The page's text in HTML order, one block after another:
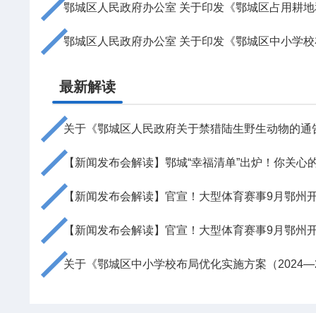
鄂城区人民政府办公室 关于印发《鄂城区占用耕
鄂城区人民政府办公室 关于印发《鄂城区中小学
最新解读
关于《鄂城区人民政府关于禁猎陆生野生动物的通
【新闻发布会解读】鄂城“幸福清单”出炉！你关心
【新闻发布会解读】官宣！大型体育赛事9月鄂州
【新闻发布会解读】官宣！大型体育赛事9月鄂州
关于《鄂城区中小学校布局优化实施方案（